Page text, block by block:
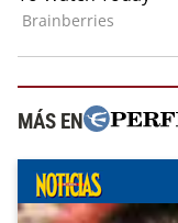
MÁS EN